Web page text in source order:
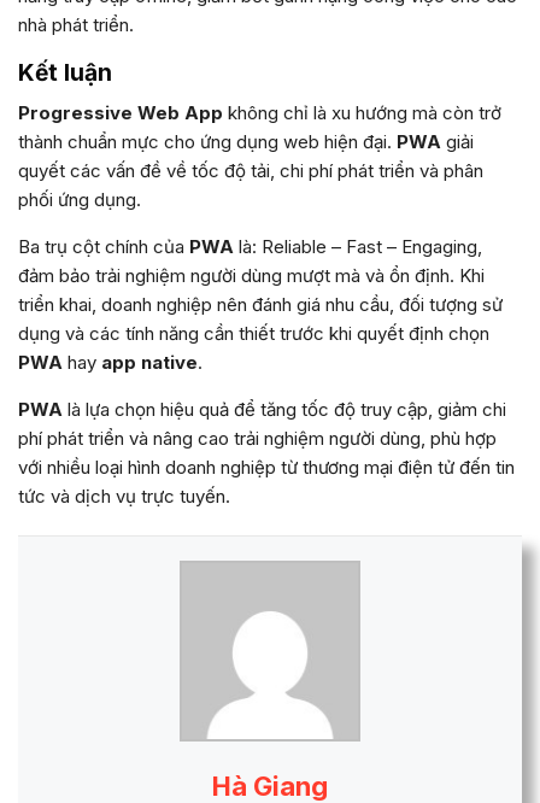
nhà phát triển.
Kết luận
Progressive Web App không chỉ là xu hướng mà còn trở
thành chuẩn mực cho ứng dụng web hiện đại. PWA giải
quyết các vấn đề về tốc độ tải, chi phí phát triển và phân
phối ứng dụng.
Ba trụ cột chính của PWA là: Reliable – Fast – Engaging,
đảm bảo trải nghiệm người dùng mượt mà và ổn định. Khi
triển khai, doanh nghiệp nên đánh giá nhu cầu, đối tượng sử
dụng và các tính năng cần thiết trước khi quyết định chọn
PWA hay app native.
PWA là lựa chọn hiệu quả để tăng tốc độ truy cập, giảm chi
phí phát triển và nâng cao trải nghiệm người dùng, phù hợp
với nhiều loại hình doanh nghiệp từ thương mại điện tử đến tin
tức và dịch vụ trực tuyến.
Hà Giang